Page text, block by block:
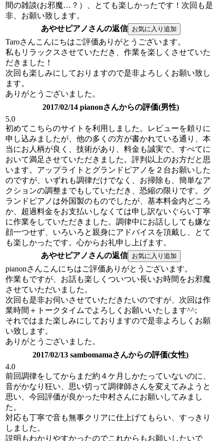
間の雑談(お邪魔…？）、とても楽しかったです！次回も是
非、お願い致します。
あやせピアノさんの返信
Taroさんこんにちはご評価ありがとうございます。
私もリラックスさせていただき、作業を楽しくさせていた
だきました！
次回も楽しみにしておりますので是非よろしくお願い致し
ます。
ありがとうございました。
2017/02/14 pianonさんからの評価(男性)
5.0
初めてこちらのサイトを利用しました。レビューを頼りに
申し込みましたが、他の多くの方が書かれている通り、本
当にお人柄が良く、技術があり、料金も誠実で、すべてに
おいて満足させていただきました。評判以上のお方だと思
います。アップライトとグランドピアノを２台お願いした
のですが、いずれも調律だけでなく、お掃除も、簡単なア
クションの調整までもしていただき、恐縮の限りです。グ
ランドピアノは外国製のものでしたが、基本料金内どころ
か、超過料金をお支払いしなくては申し訳ないぐらい丁寧
に作業をしていただきました。調律中にお話ししても嫌な
顔一つせず、いろいろと親身にアドバイスを頂戴し、とて
も楽しかったです。心からお礼申し上げます。
あやせピアノさんの返信
pianonさんこんにちはご評価ありがとうございます。
作業もですが、お話も楽しくついつい長いお時間をお邪魔
させていただいました。
次回も是非お伺いさせていただきたいのですが、次回は作
業時間＋トークタイムでよろしくお願いいたします^^;
それではまた楽しみにしておりますので是非よろしくお願
い致します。
ありがとうございました。
2017/02/13 sambomamaさんからの評価(女性)
4.0
前回調律をしてからまだ約４ケ月しかたっていないのに、
音がかなり狂い、思い切って調律師さんを変えてみようと
思い、今回評価が良かった中村さんにお願いしてみまし
た。
対応も丁寧で音も無事クリアに仕上げてもらい、すっきり
しました。
説明もわかりやすかったのでこれからもお願いしたいで